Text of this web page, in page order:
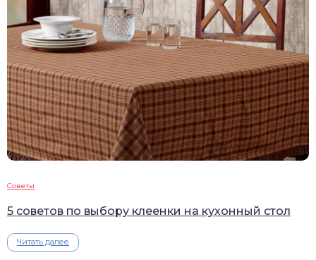
Советы
5 советов по выбору клеенки на кухонный стол
Читать далее